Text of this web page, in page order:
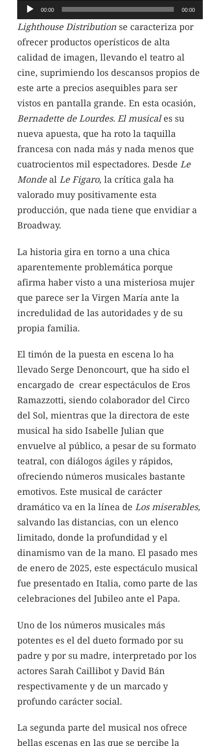
Reproductor
de
audio
00:00 00:00
Lighthouse Distribution se caracteriza por
ofrecer productos operísticos de alta
calidad de imagen, llevando el teatro al
cine, suprimiendo los descansos propios de
este arte a precios asequibles para ser
vistos en pantalla grande. En esta ocasión,
Bernadette de Lourdes. El musical es su
nueva apuesta, que ha roto la taquilla
francesa con nada más y nada menos que
cuatrocientos mil espectadores. Desde Le
Mondeal Le Figaro, la crítica gala ha
valorado muy positivamente esta
producción, que nada tiene que envidiar a
Broadway.
La historia gira en torno a una chica
aparentemente problemática porque
afirma haber visto a una misteriosa mujer
que parece ser la Virgen María ante la
incredulidad de las autoridades y de su
propia familia.
El timón de la puesta en escena lo ha
llevado Serge Denoncourt, que ha sido el
encargado de crear espectáculos de Eros
Ramazzotti, siendo colaborador del Circo
del Sol, mientras que la directora de este
musical ha sido Isabelle Julian que
envuelve al público, a pesar de su formato
teatral, con diálogos ágiles y rápidos,
ofreciendo números musicales bastante
emotivos. Este musical de carácter
dramático va en la línea de Los miserables,
salvando las distancias, con un elenco
limitado, donde la profundidad y el
dinamismo van de la mano. El pasado mes
de enero de 2025, este espectáculo musical
fue presentado en Italia, como parte de las
celebraciones del Jubileo ante el Papa.
Uno de los números musicales más
potentes es el del dueto formado por su
padre y por su madre, interpretado por los
actores Sarah Caillibot y David Bán
respectivamente y de un marcado y
profundo carácter social.
La segunda parte del musical nos ofrece
bellas escenas en las que se percibe la